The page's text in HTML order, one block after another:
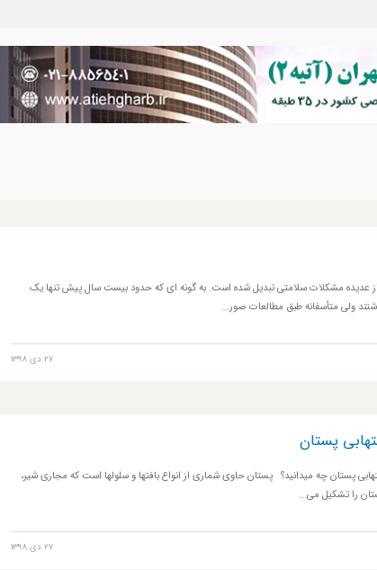
از عدیده مشکلات سلامتی تبدیل شده است. به گونه ای که حدود بیست سال پیش تنها یک
ولی متأسفانه طبق مطالعات صور...
27 دی 1398
پستان
پستان چه میدانید؟ پستان حاوی شماری از انواع بافتها و سلولها است که مجاری شیر،
را تشکیل می...
27 دی 1398